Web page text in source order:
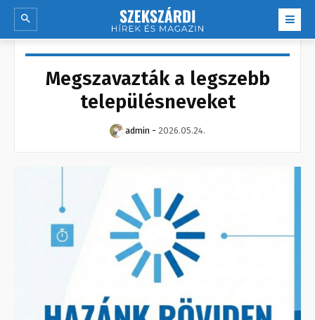
Megszavazták a legszebb
településneveket
admin - 2026.05.24.